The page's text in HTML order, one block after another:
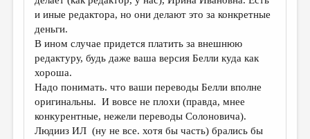
и иные редактора, но они делают это за конкретные
деньги.
В ином случае придется платить за внешнюю
редактуру, будь даже ваша версия Белли куда как
хороша.
Надо понимать. что ваши переводы Белли вполне
оригинальны. И вовсе не плохи (правда, мнее
конкурентные, нежели переводы Солоновича).
Людииз ИЛ (ну не все. хотя бы часть) брались бы